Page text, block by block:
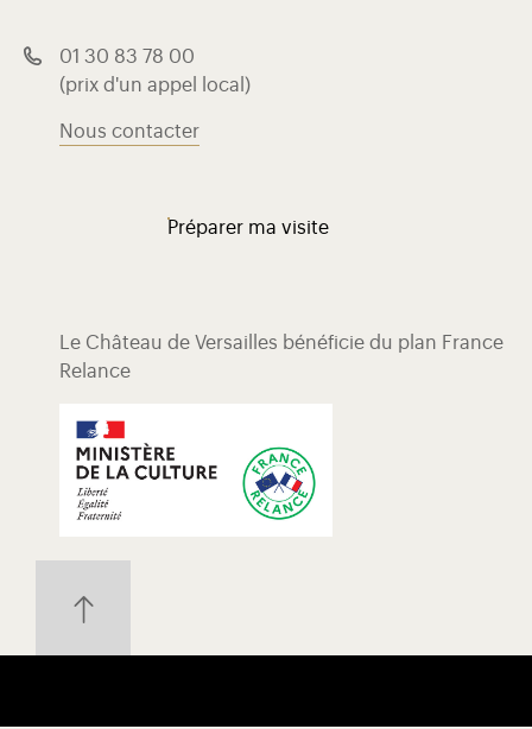
01 30 83 78 00
(prix d'un appel local)
Nous contacter
Préparer ma visite
Le Château de Versailles bénéficie du plan France
Relance